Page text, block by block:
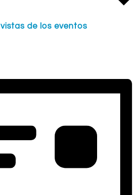
de los eventos